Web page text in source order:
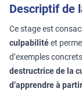
Descriptif de
Ce stage est
culpabilitéet
d’exemples
destructrice de la
d’apprendre à